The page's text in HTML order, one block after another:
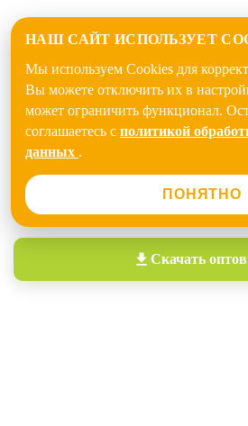
НАШ САЙТ ИСПОЛЬЗУЕТ
Мы используем Cookies для
Вы можете отключить их в
может ограничить функционал.
соглашаетесь с политикой
данных .
ПОНЯТНО
Скачать